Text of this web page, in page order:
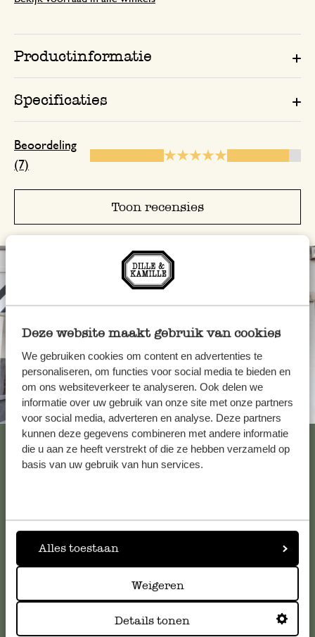
Deze website maakt gebruik van cookies
We gebruiken cookies om content en advertenties te
personaliseren, om functies voor social media te bieden en
om ons websiteverkeer te analyseren. Ook delen we
informatie over uw gebruik van onze site met onze partners
voor social media, adverteren en analyse. Deze partners
kunnen deze gegevens combineren met andere informatie
die u aan ze heeft verstrekt of die ze hebben verzameld op
basis van uw gebruik van hun services.
Alles toestaan
Weigeren
Details tonen
Productinformatie
Specificaties
Beoordeling
(7)
Toon recensies
Altijd in de buurt
Bekijk alle 62 winkels
klantenservice. Of bekijk hier het antwoord op de
meestgestelde vragen.
Enkel een score, geen toelichting
Enkel een score, geen toelichting